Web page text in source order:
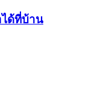
ได้ที่บ้าน